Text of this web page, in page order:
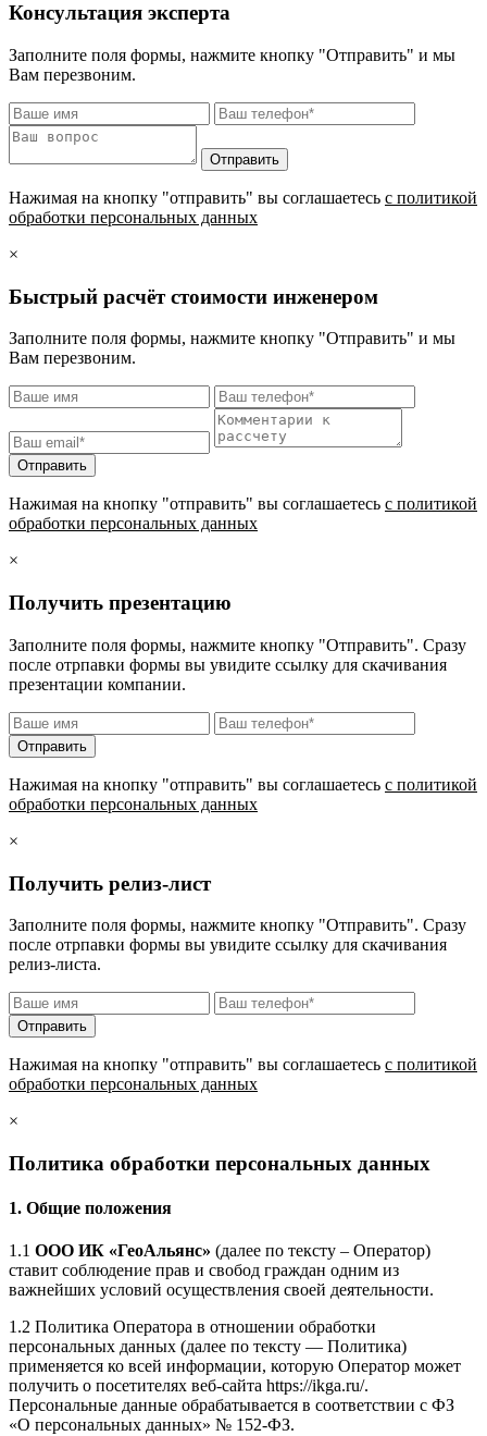
Консультация эксперта
Заполните поля формы, нажмите кнопку "Отправить" и мы
Вам перезвоним.
Нажимая на кнопку "отправить" вы соглашаетесь с политикой
обработки персональных данных
×
Быстрый расчёт стоимости инженером
Заполните поля формы, нажмите кнопку "Отправить" и мы
Вам перезвоним.
Нажимая на кнопку "отправить" вы соглашаетесь с политикой
обработки персональных данных
×
Получить презентацию
Заполните поля формы, нажмите кнопку "Отправить". Сразу
после отрпавки формы вы увидите ссылку для скачивания
презентации компании.
Нажимая на кнопку "отправить" вы соглашаетесь с политикой
обработки персональных данных
×
Получить релиз-лист
Заполните поля формы, нажмите кнопку "Отправить". Сразу
после отрпавки формы вы увидите ссылку для скачивания
релиз-листа.
Нажимая на кнопку "отправить" вы соглашаетесь с политикой
обработки персональных данных
×
Политика обработки персональных данных
1. Общие положения
1.1 ООО ИК «ГеоАльянс» (далее по тексту – Оператор)
ставит соблюдение прав и свобод граждан одним из
важнейших условий осуществления своей деятельности.
1.2 Политика Оператора в отношении обработки
персональных данных (далее по тексту — Политика)
применяется ко всей информации, которую Оператор может
получить о посетителях веб-сайта https://ikga.ru/.
Персональные данные обрабатывается в соответствии с ФЗ
«О персональных данных» № 152-ФЗ.